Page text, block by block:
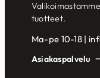
tuotteet.
Ma-pe 10-18 |
Asiakaspalvelu